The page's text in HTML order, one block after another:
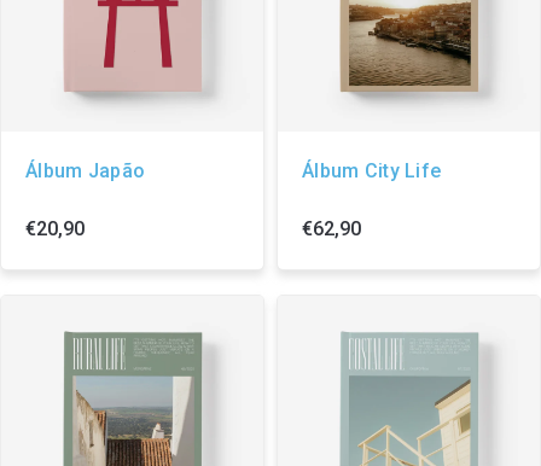
Álbum Japão
€20,90
Álbum City Life
€62,90